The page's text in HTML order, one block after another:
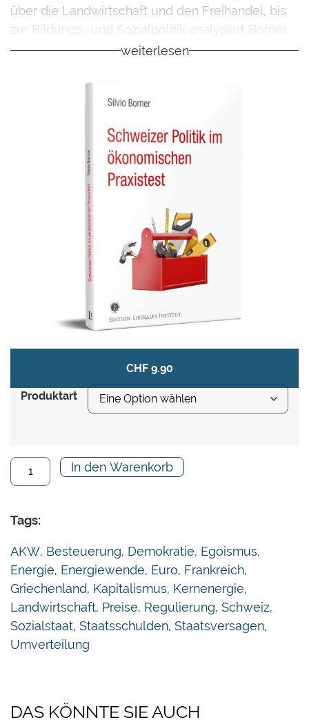
über die Landwirtschaft und den Freihandel, bis
zur Bildungs- und Sozialpolitik analysiert Borner
politische Trends, er deckt Stimmungen und
ökonomischen Realitäten scheitern.
versuchen, die ökonomischen Realitäten zu
ignorieren. Doch diese Ignoranz kommt den
Bürger am Ende teuer zu stehen. Der
«ökonomische Praxistest» ist somit knallhart, aber
auch humorvoll. Denn Borner zeigt immer wieder
auch Sinn für die absurden Seiten des politischen
Wunschdenkens.
Ein Buch, das der Schweizer Politik gnadenlos
einen Spiegel vorhält. Borner zeigt notwendige
Veränderungen auf &mdash; und packt auch
grundlegende Fragen des politischen Systems
an.
weiterlesen
CHF9.90
Produktart
In den Warenkorb
Tags:
AKW, Besteuerung, Demokratie, Egoismus,
Energie, Energiewende, Euro, Frankreich,
Griechenland, Kapitalismus, Kernenergie,
Landwirtschaft, Preise, Regulierung, Schweiz,
Sozialstaat, Staatsschulden, Staatsversagen,
Umverteilung
DAS KÖNNTE SIE AUCH